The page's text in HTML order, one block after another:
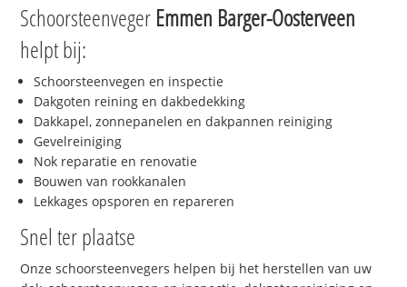
Schoorsteenveger Emmen Barger-Oosterveen
helpt bij:
Schoorsteenvegen en inspectie
Dakgoten reining en dakbedekking
Dakkapel, zonnepanelen en dakpannen reiniging
Gevelreiniging
Nok reparatie en renovatie
Bouwen van rookkanalen
Lekkages opsporen en repareren
Snel ter plaatse
Onze schoorsteenvegers helpen bij het herstellen van uw